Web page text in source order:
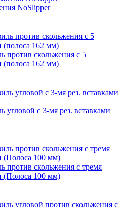
NoSlipper
скольжения с 5
(полоса 162 мм)
с 3-мя рез. вставками
скольжения с тремя
(Полоса 100 мм)